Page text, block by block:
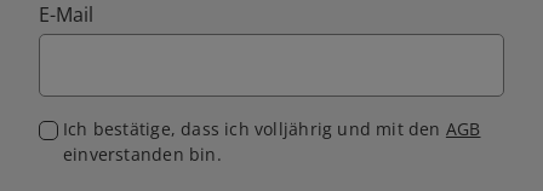
E-Mail
Ich bestätige, dass ich volljährig und mit den AGB
einverstanden bin.